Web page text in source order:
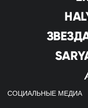
СОЦИАЛЬНЫЕ МЕДИА